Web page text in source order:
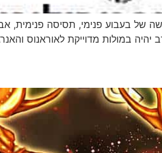
בעבוע פנימי, תסיסה פנימית, אבל
במולות מדוייקת לאוראנוס